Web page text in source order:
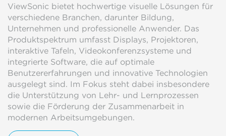
ViewSonic bietet hochwertige visuelle Lösungen für
verschiedene Branchen, darunter Bildung,
Unternehmen und professionelle Anwender. Das
Produktspektrum umfasst Displays, Projektoren,
interaktive Tafeln, Videokonferenzsysteme und
integrierte Software, die auf optimale
Benutzererfahrungen und innovative Technologien
ausgelegt sind. Im Fokus steht dabei insbesondere
die Unterstützung von Lehr- und Lernprozessen
sowie die Förderung der Zusammenarbeit in
modernen Arbeitsumgebungen.